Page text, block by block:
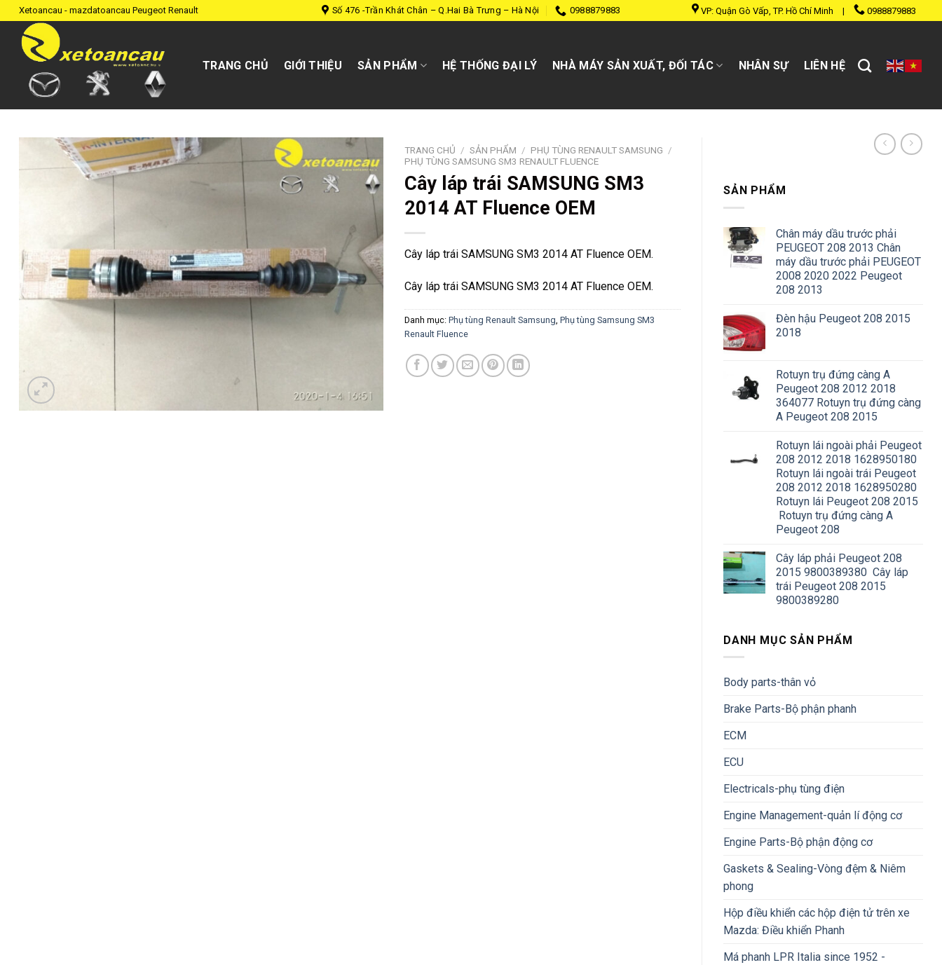
Skip
to
content
Xetoancau - mazdatoancau Peugeot Renault Số 476 -Trần Khát Chân – Q.Hai Bà Trưng – Hà Nội 0988879883 VP: Quận Gò Vấp, TP. Hồ Chí Minh | 0988879883
TRANG CHỦ GIỚI THIỆU SẢN PHẨM HỆ THỐNG ĐẠI LÝ NHÀ MÁY SẢN XUẤT, ĐỐI TÁC NHÂN SỰ LIÊN HỆ
TRANG CHỦ / SẢN PHẨM / PHỤ TÙNG RENAULT SAMSUNG /
PHỤ TÙNG SAMSUNG SM3 RENAULT FLUENCE
Cây láp trái SAMSUNG SM3
2014 AT Fluence OEM
Cây láp trái SAMSUNG SM3 2014 AT Fluence OEM.
Cây láp trái SAMSUNG SM3 2014 AT Fluence OEM.
Danh mục: Phụ tùng Renault Samsung, Phụ tùng Samsung SM3
Renault Fluence
SẢN PHẨM
Chân máy dầu trước phải
PEUGEOT 208 2013 Chân
máy dầu trước phải PEUGEOT
2008 2020 2022 Peugeot
208 2013
Đèn hậu Peugeot 208 2015
2018
Rotuyn trụ đứng càng A
Peugeot 208 2012 2018
364077 Rotuyn trụ đứng càng
A Peugeot 208 2015
Rotuyn lái ngoài phải Peugeot
208 2012 2018 1628950180
Rotuyn lái ngoài trái Peugeot
208 2012 2018 1628950280
Rotuyn lái Peugeot 208 2015
Rotuyn trụ đứng càng A
Peugeot 208
Cây láp phải Peugeot 208
2015 9800389380 Cây láp
trái Peugeot 208 2015
9800389280
DANH MỤC SẢN PHẨM
Body parts-thân vỏ
Brake Parts-Bộ phận phanh
ECM
ECU
Electricals-phụ tùng điện
Engine Management-quản lí động cơ
Engine Parts-Bộ phận động cơ
Gaskets & Sealing-Vòng đệm & Niêm
phong
Hộp điều khiển các hộp điện tử trên xe
Mazda: Điều khiển Phanh
Má phanh LPR Italia since 1952 -